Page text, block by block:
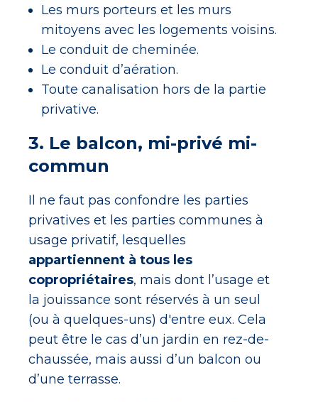
Les murs porteurs et les murs
mitoyens avec les logements voisins.
Le conduit de cheminée.
Le conduit d’aération.
Toute canalisation hors de la partie
privative.
3. Le balcon, mi-privé mi-
commun
Il ne faut pas confondre les parties
privatives et les parties communes à
usage privatif, lesquelles
appartiennent à tous les
copropriétaires, mais dont l’usage et
la jouissance sont réservés à un seul
(ou à quelques-uns) d'entre eux. Cela
peut être le cas d’un jardin en rez-de-
chaussée, mais aussi d’un balcon ou
d’une terrasse.